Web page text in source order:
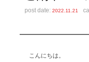
post date:2022.11.21
こんにちは。